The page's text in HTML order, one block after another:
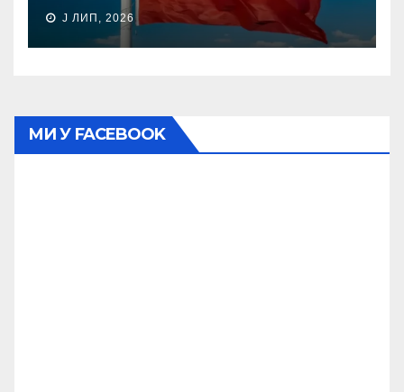
J ЛИП, 2026
МИ У FACEBOOK